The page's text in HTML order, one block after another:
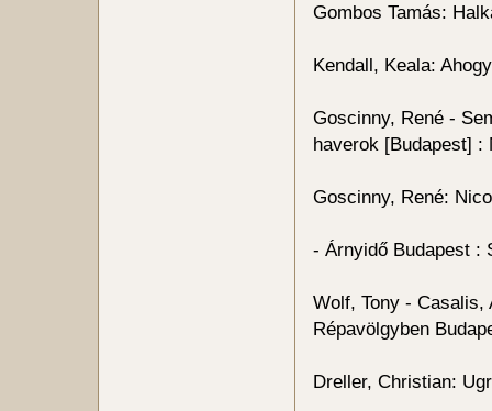
Gombos Tamás:
Kendall, Keala:
Goscinny, René -
haverok [Budapest] :
Goscinny, René:
- Árnyidő Budapest :
Wolf, Tony - Casalis,
Répavölgyben
Dreller, Christian: